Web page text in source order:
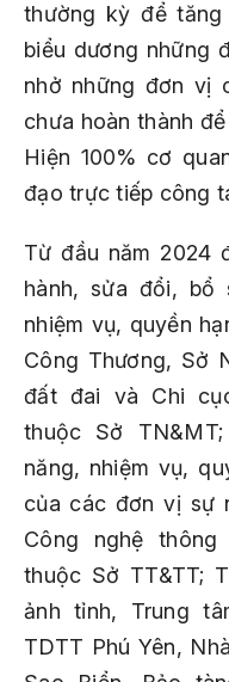
thường kỳ để tăng
biểu dương những
nhở những đơn vị
chưa hoàn thành
Hiện 100% cơ
đạo trực tiếp công
Từ đầu năm 2024
hành, sửa đổi, bổ
nhiệm vụ, quyền
Công Thương, Sở
đất đai và Chi
thuộc Sở
năng, nhiệm vụ,
của các đơn vị sự
Công nghệ
thuộc Sở TT&TT;
ảnh tỉnh, Trung
TDTT Phú Yên,